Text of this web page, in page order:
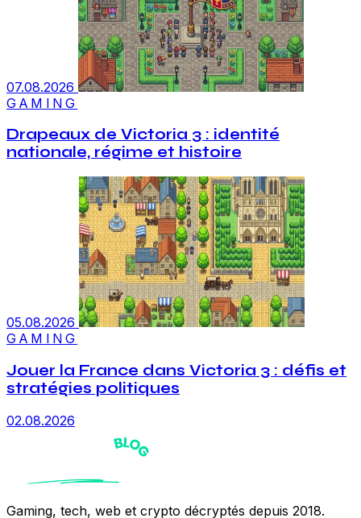
07.08.2026
GAMING
Drapeaux de Victoria 3 : identité
nationale, régime et histoire
05.08.2026
GAMING
Jouer la France dans Victoria 3 : défis et
stratégies politiques
02.08.2026
Gaming, tech, web et crypto décryptés depuis 2018.